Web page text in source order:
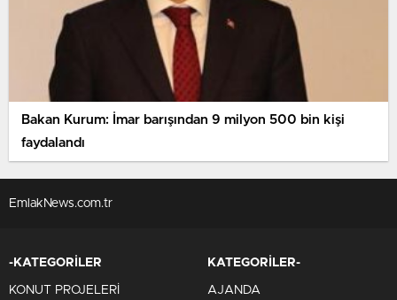
Bakan Kurum: İmar barışından 9 milyon 500 bin kişi
faydalandı
EmlakNews.com.tr
-KATEGORİLER
KONUT PROJELERİ
KATEGORİLER-
AJANDA